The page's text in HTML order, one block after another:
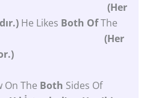
(Her
He Likes Both OfThe
(Her
On The Both Sides Of